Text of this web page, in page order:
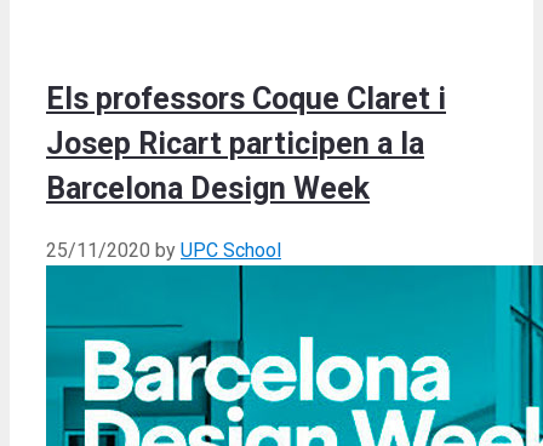
Els professors Coque Claret i
Josep Ricart participen a la
Barcelona Design Week
25/11/2020 by UPC School